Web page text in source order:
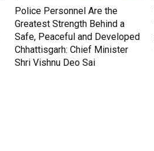
Police Personnel Are the
Greatest Strength Behind a
Safe, Peaceful and Developed
Chhattisgarh: Chief Minister
Shri Vishnu Deo Sai